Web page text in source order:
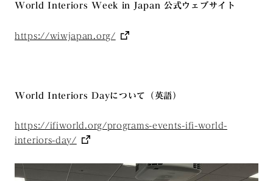
World Interiors Week in Japan 公式ウェブサイト
https://wiwjapan.org/
World Interiors Dayについて（英語）
https://ifiworld.org/programs-events-ifi-world-
interiors-day/